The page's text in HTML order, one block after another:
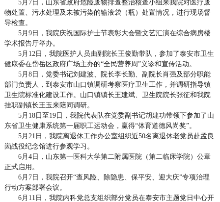
5月7日，山东省政府危险废物排查整治核查小组来我院对医疗废
物处置、污水处理及未被污染的输液袋（瓶）处置情况，进行现场督
导检查。
5月9日，我院庆祝国际护士节表彰大会暨文艺汇演在综合病房楼
学术报告厅举办。
5月12日，我院医护人员由副院长王俊勤带队，参加了泰安市卫生
健康委在岱岳区政府广场主办的“全民营养周”义诊和宣传活动。
5月8日，党委书记刘建波、院长李长勤、副院长肖强及部分职能
部门负责人，到泰安市山口镇调研考察医疗卫生工作，并调研指导镇
卫生院标准化建设工作。山口镇镇长王建斌、卫生院院长张征和我院
挂职副镇长王玉来陪同调研。
5月18日至19日，我院代表队在党委副书记胡建功带领下参加了山
东省卫生健康系统第一届职工运动会，赢得“体育道德风尚奖”。
5月21日，我院离退休工作办公室组织近50名离退休老党员赴孟良
崮战役纪念馆进行参观学习。
6月4日，山东第一医科大学第二附属医院（第二临床学院）公章
正式启用。
6月7日，我院召开“查风险、除隐患、保平安、迎大庆”专项治理
行动方案部署会议。
6月11日，我院内科党总支组织部分党员在泰安市主题党日中心开